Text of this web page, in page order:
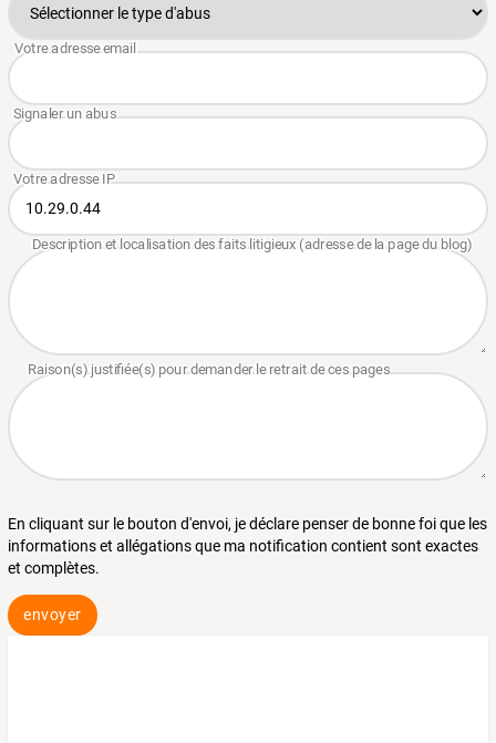
En cliquant sur le bouton d'envoi, je déclare penser de bonne foi que les
informations et allégations que ma notification contient sont exactes
et complètes.
envoyer